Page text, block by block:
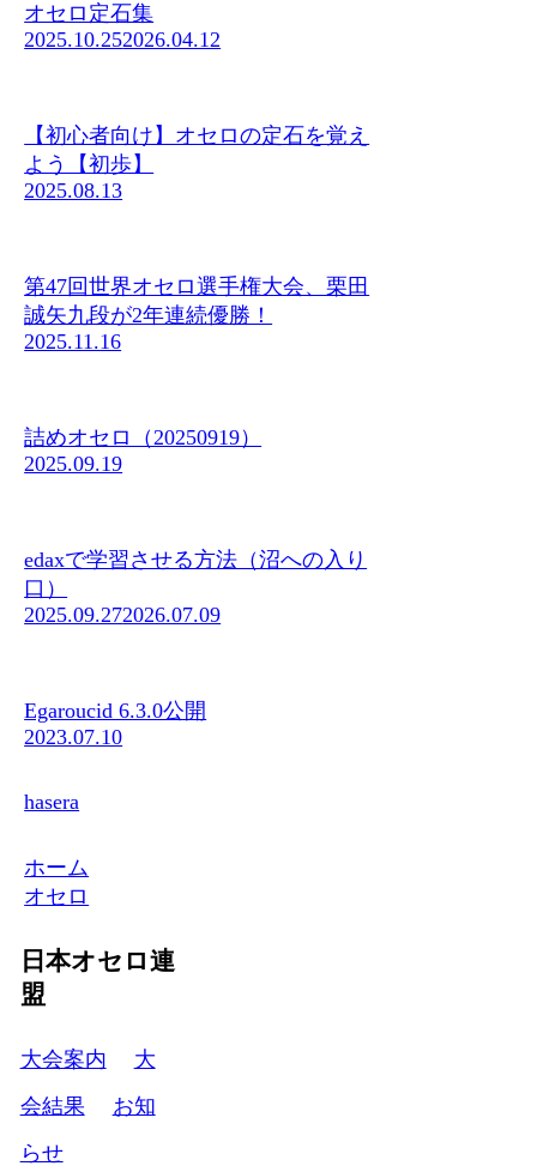
オセロ定石集
2025.10.252026.04.12
【初心者向け】オセロの定石を覚え
よう【初歩】
2025.08.13
第47回世界オセロ選手権大会、栗田
誠矢九段が2年連続優勝！
2025.11.16
詰めオセロ（20250919）
2025.09.19
edaxで学習させる方法（沼への入り
口）
2025.09.272026.07.09
Egaroucid 6.3.0公開
2023.07.10
hasera
ホーム
オセロ
日本オセロ連
盟
大会案内
大
会結果
お知
らせ